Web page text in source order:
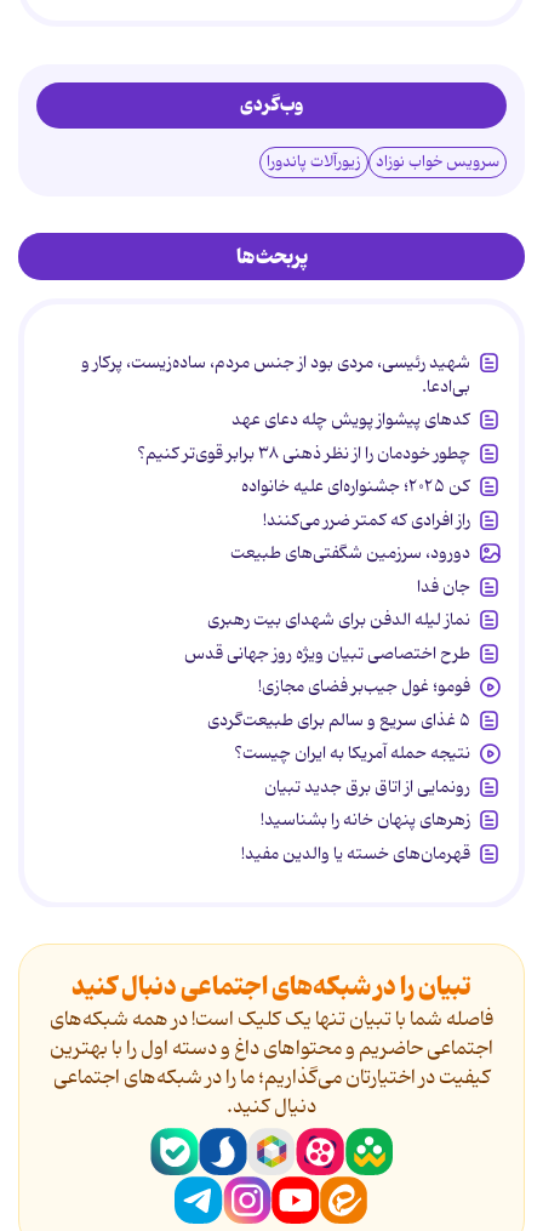
وب‌گردی
سرویس خواب نوزاد زیورآلات پاندورا
پربحث‌ها
شهید رئیسی، مردی بود از جنس مردم، ساده‌زیست، پرکار و
بی‌ادعا.
کدهای پیشواز پویش چله دعای عهد
چطور خودمان را از نظر ذهنی ۳۸ برابر قوی‌تر کنیم؟
کن ۲۰۲۵؛ جشنواره‌ای علیه خانواده
راز افرادی که کمتر ضرر می‌کنند!
دورود، سرزمین شگفتی‌های طبیعت
جان فدا
نماز لیله الدفن برای شهدای بیت رهبری
طرح اختصاصی تبیان ویژه روز جهانی قدس
فومو؛ غول جیب‌بر فضای مجازی!
۵ غذای سریع و سالم برای طبیعت‌گردی
نتیجه حمله آمریکا به ایران چیست؟
رونمایی از اتاق برق جدید تبیان
زهرهای پنهان خانه را بشناسید!
قهرمان‌های خسته یا والدین مفید!
تبیان را در شبکه‌های اجتماعی دنبال کنید
فاصله شما با تبیان تنها یک کلیک است! در همه شبکه‌های
اجتماعی حاضریم و محتواهای داغ و دسته اول را با بهترین
کیفیت در اختیارتان می‌گذاریم؛ ما را در شبکه‌های اجتماعی
دنیال کنید.